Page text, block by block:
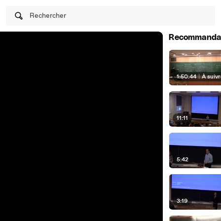
Rechercher
1:50:44 | À
11:11
5:42
3:19